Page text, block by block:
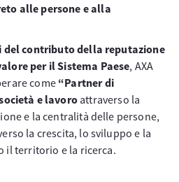
alle persone e alla
del contributo della reputazione
per il Sistema Paese, AXA
come “Partner di
e lavoroattraverso la
e la centralità delle persone,
la crescita, lo sviluppo e la
il territorio e la ricerca.